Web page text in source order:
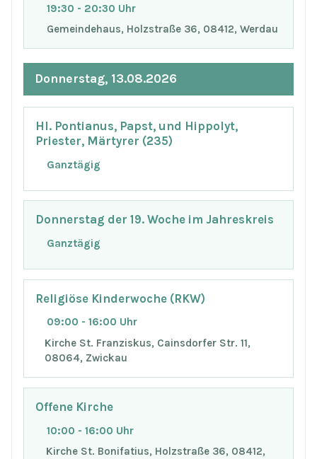
19:30 - 20:30 Uhr
Gemeindehaus, Holzstraße 36, 08412, Werdau
Donnerstag, 13.08.2026
Hl. Pontianus, Papst, und Hippolyt,
Priester, Märtyrer (235)
Ganztägig
Donnerstag der 19. Woche im Jahreskreis
Ganztägig
Religiöse Kinderwoche (RKW)
09:00 - 16:00 Uhr
Kirche St. Franziskus, Cainsdorfer Str. 11,
08064, Zwickau
Offene Kirche
10:00 - 16:00 Uhr
Kirche St. Bonifatius, Holzstraße 36, 08412,